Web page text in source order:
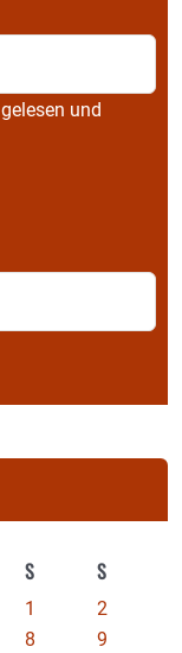
gelesen und
S S
1
2
8
9